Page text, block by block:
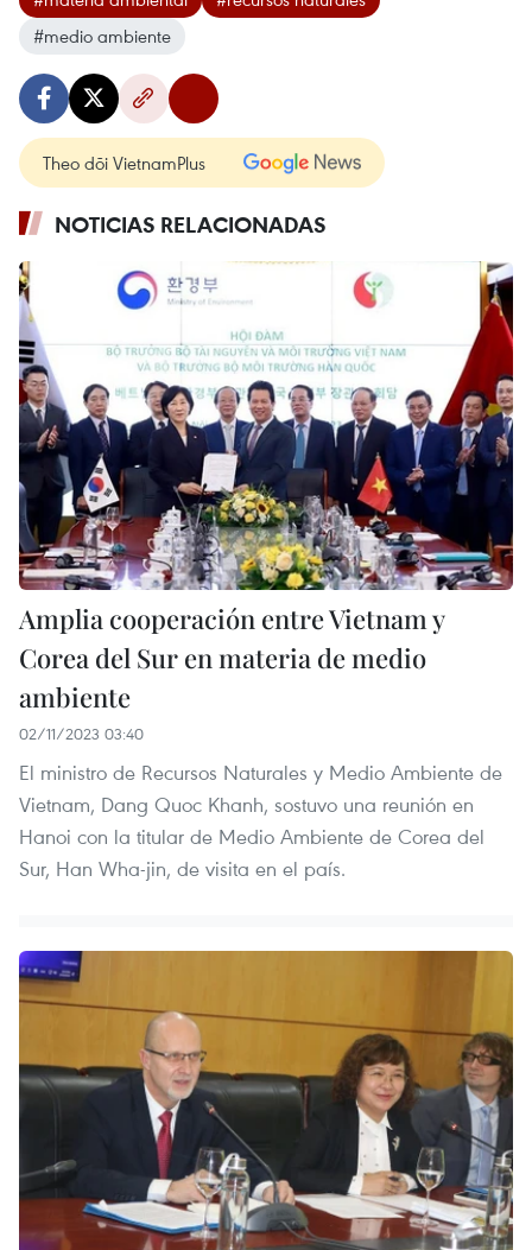
#medio ambiente
Theo dõi VietnamPlus
NOTICIAS RELACIONADAS
Amplia cooperación entre Vietnam y
Corea del Sur en materia de medio
ambiente
02/11/2023 03:40
El ministro de Recursos Naturales y Medio Ambiente de
Vietnam, Dang Quoc Khanh, sostuvo una reunión en
Hanoi con la titular de Medio Ambiente de Corea del
Sur, Han Wha-jin, de visita en el país.